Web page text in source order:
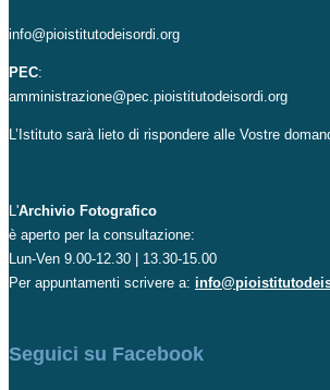
info@pioistitutodeisordi.org
PEC:
amministrazione@pec.pioistitutodeisordi.org
L’Istituto sarà lieto di rispondere alle Vostre
L'Archivio Fotografico
è aperto per la consultazione:
Lun-Ven 9.00-12.30 | 13.30-15.00
Per appuntamenti scrivere a:
Seguici su Facebook